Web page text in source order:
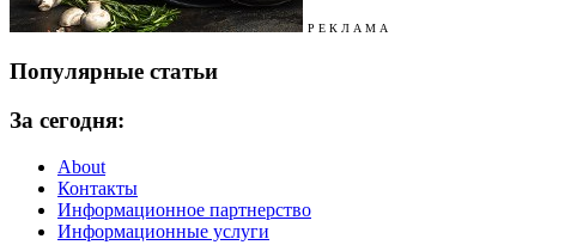
Р Е К Л А М А
Популярные статьи
За сегодня:
About
Контакты
Информационное партнерство
Информационные услуги